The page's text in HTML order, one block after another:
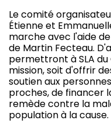
Le comité
Étienne et
marche avec l'aide
de Martin Fecteau.
permettront à SLA
mission, soit d'offrir
soutien aux
proches, de financer
remède contre la
population à la cause.